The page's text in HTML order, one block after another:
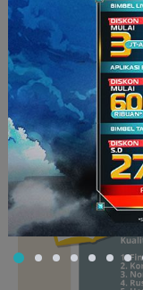
Di sana, para
berjam-jam,
nggak
tambahan, dan
ujian.
Di sisi lain,
justru berada di
menurut data dari
ironi ya, guys